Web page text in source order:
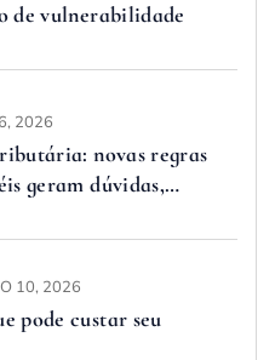
de vulnerabilidade
2026
novas regras
geram dúvidas,
10, 2026
pode custar seu